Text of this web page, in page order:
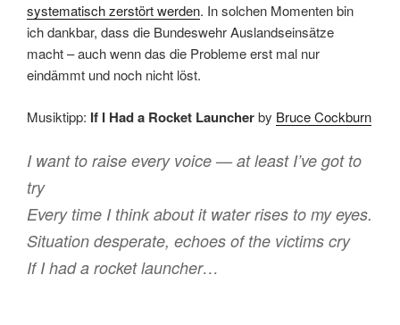
systematisch zerstört werden. In solchen Momenten bin
ich dankbar, dass die Bundeswehr Auslandseinsätze
macht – auch wenn das die Probleme erst mal nur
eindämmt und noch nicht löst.
Musiktipp: If I Had a Rocket Launcherby Bruce Cockburn
I want to raise every voice — at least I’ve got to
try
Every time I think about it water rises to my eyes.
Situation desperate, echoes of the victims cry
If I had a rocket launcher…